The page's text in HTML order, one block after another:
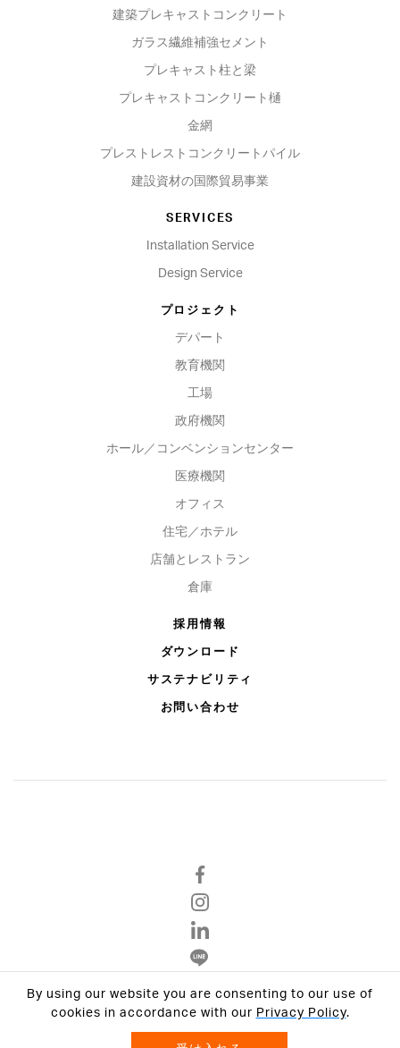
建築プレキャストコンクリート
ガラス繊維補強セメント
プレキャスト柱と梁
プレキャストコンクリート樋
金網
プレストレストコンクリートパイル
建設資材の国際貿易事業
SERVICES
Installation Service
Design Service
プロジェクト
デパート
教育機関
工場
政府機関
ホール／コンベンションセンター
医療機関
オフィス
住宅／ホテル
店舗とレストラン
倉庫
採用情報
ダウンロード
サステナビリティ
お問い合わせ
Privacy Policy
Terms & Conditions
By using our website you are consenting to our use of
cookies in accordance with our Privacy Policy.